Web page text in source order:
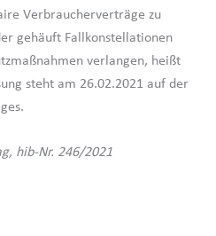
Verbraucherverträge zu
gehäuft Fallkonstellationen
verlangen, heißt
steht am 26.02.2021 auf der
hib-Nr. 246/2021